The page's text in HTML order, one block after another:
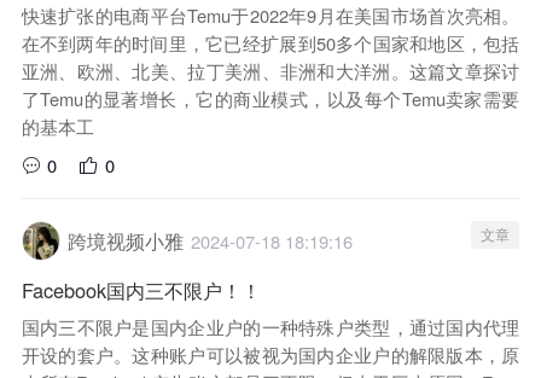
快速扩张的电商平台Temu于2022年9月在美国市场首次亮相。
在不到两年的时间里，它已经扩展到50多个国家和地区，包括
亚洲、欧洲、北美、拉丁美洲、非洲和大洋洲。这篇文章探讨
了Temu的显著增长，它的商业模式，以及每个Temu卖家需要
的基本工
0
0
跨境视频小雅 2024-07-18 18:19:16 文章
Facebook国内三不限户！！
国内三不限户是国内企业户的一种特殊户类型，通过国内代理
开设的套户。这种账户可以被视为国内企业户的解限版本，原